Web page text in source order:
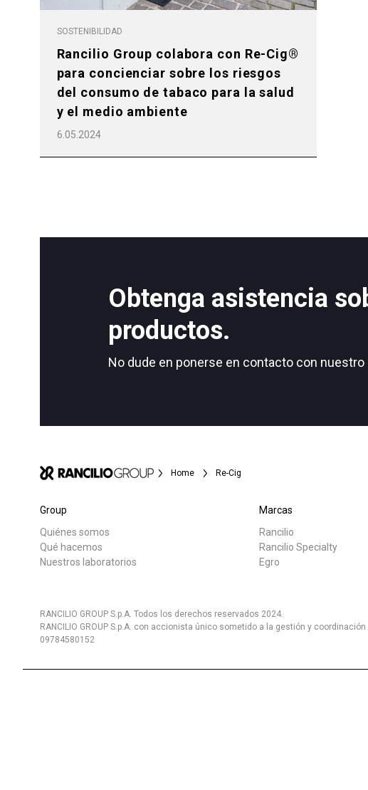
SOSTENIBILIDAD
Rancilio Group colabora con Re-Cig®
para concienciar sobre los riesgos
del consumo de tabaco para la salud
y el medio ambiente
6.05.2024
Obtenga asistencia
productos.
No dude en ponerse en contacto con
Home Re-Cig
Group
Quiénes somos
Qué hacemos
Nuestros laboratorios
Marcas
Rancilio
Rancilio Specialty
Egro
RANCILIO GROUP S.p.A. Todos los derechos reservados 2024.
RANCILIO GROUP S.p.A. con accionista único sometido a la gestión y coordinación
09784580152